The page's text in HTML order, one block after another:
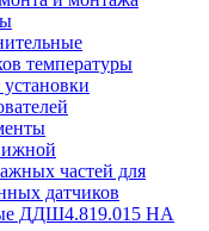
температуры
частей для
датчиков
ДДШ4.819.015 НА